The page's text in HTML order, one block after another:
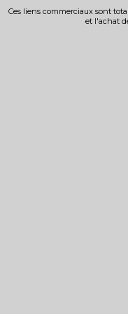
Ces liens commerciaux sont
et l'achat